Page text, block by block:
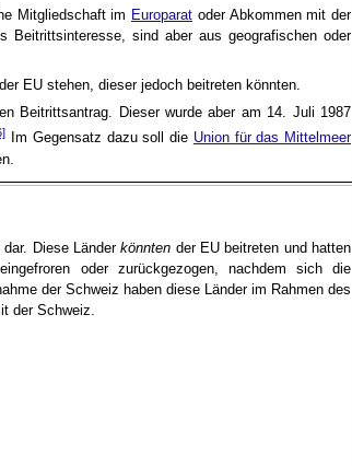
Mitgliedschaft im Europarat oder Abkommen mit der
Beitrittsinteresse, sind aber aus geografischen oder
EU stehen, dieser jedoch beitreten könnten.
Beitrittsantrag. Dieser wurde aber am 14. Juli 1987
Im Gegensatz dazu soll die Union für das Mittelmeer
Diese Länderkönnten der EU beitreten und hatten
oder zurückgezogen, nachdem sich die
der Schweiz haben diese Länder im Rahmen des
der Schweiz.